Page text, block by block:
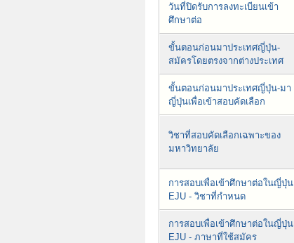
วันที่ปิดรับการลงทะเบียนเข้า
ศึกษาต่อ
ขั้นตอนก่อนมาประเทศญี่ปุ่น-
สมัครโดยตรงจากต่างประเทศ
ขั้นตอนก่อนมาประเทศญี่ปุ่น-มา
ญี่ปุ่นเพื่อเข้าสอบคัดเลือก
วิชาที่สอบคัดเลือกเฉพาะของ
มหาวิทยาลัย
การสอบเพื่อเข้าศึกษาต่อในญี่ปุ่น
EJU - วิชาที่กำหนด
การสอบเพื่อเข้าศึกษาต่อในญี่ปุ่น
EJU - ภาษาที่ใช้สมัคร